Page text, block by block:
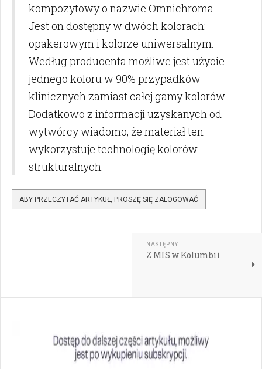
kompozytowy o nazwie Omnichroma.
Jest on dostępny w dwóch kolorach:
opakerowym i kolorze uniwersalnym.
Według producenta możliwe jest użycie
jednego koloru w 90% przypadków
klinicznych zamiast całej gamy kolorów.
Dodatkowo z informacji uzyskanych od
wytwórcy wiadomo, że materiał ten
wykorzystuje technologię kolorów
strukturalnych.
ABY PRZECZYTAĆ ARTYKUŁ, PROSZĘ SIĘ ZALOGOWAĆ
NASTĘPNY
Z MIS w Kolumbii